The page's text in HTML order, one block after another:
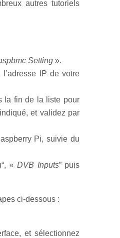
autres tutoriels
Setting ».
IP de votre
la fin de la liste pour
et validez par
Pi, suivie du
“, «DVB Inputs” puis
ci-dessous :
et sélectionnez